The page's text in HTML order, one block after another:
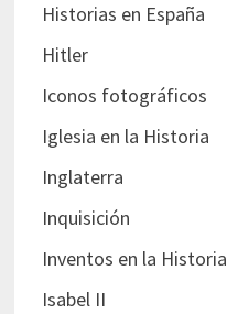
Historias en España
Hitler
Iconos fotográficos
Iglesia en la Historia
Inglaterra
Inquisición
Inventos en la Historia
Isabel II